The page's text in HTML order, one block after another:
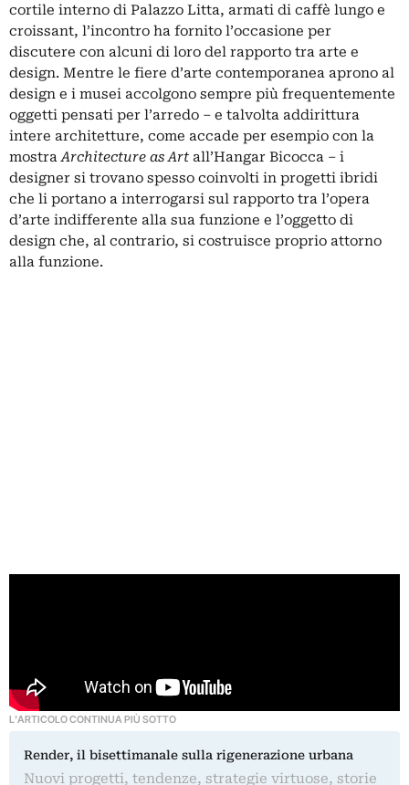
cortile interno di Palazzo Litta, armati di caffè lungo e
croissant, l’incontro ha fornito l’occasione per
discutere con alcuni di loro del rapporto tra arte e
design. Mentre le fiere d’arte contemporanea aprono al
design e i musei accolgono sempre più frequentemente
oggetti pensati per l’arredo – e talvolta addirittura
intere architetture, come accade per esempio con la
mostraArchitecture as Art all’Hangar Bicocca – i
designer si trovano spesso coinvolti in progetti ibridi
che li portano a interrogarsi sul rapporto tra l’opera
d’arte indifferente alla sua funzione e l’oggetto di
design che, al contrario, si costruisce proprio attorno
alla funzione.
L'ARTICOLO CONTINUA PIÙ SOTTO
Render, il bisettimanale sulla rigenerazione urbana
Nuovi progetti, tendenze, strategie virtuose, storie